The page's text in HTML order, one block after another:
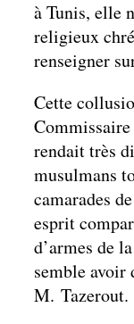
à Tunis, elle
religieux
renseigner
Cette
rendait très
musulmans
camarades
esprit
d’armes de
semble avoir
M. Tazerout.